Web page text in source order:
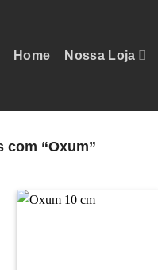
Home Nossa Loja
com “Oxum”